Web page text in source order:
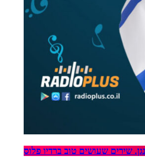
שירים שעושים טוב ברדיו פלוס